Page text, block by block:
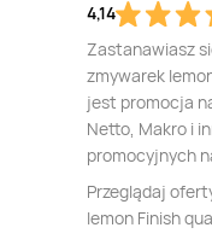
4,14
Zastanawiasz
zmywarek
jest promocja
Netto, Makro i
promocyjnych
Przeglądaj
lemon Finish